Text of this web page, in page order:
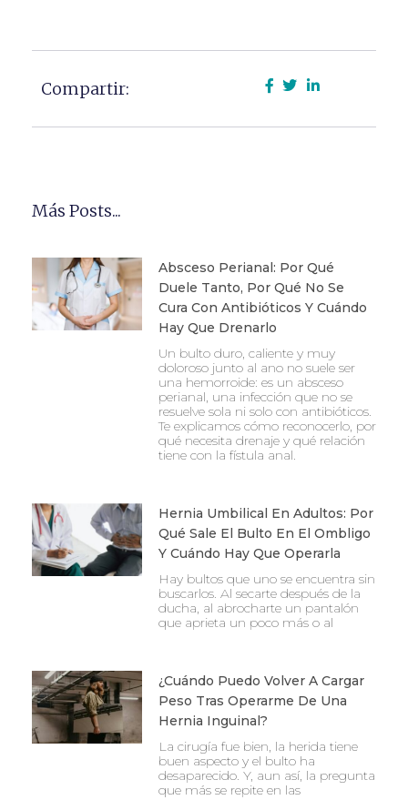
Compartir:
Más Posts...
Absceso Perianal: Por Qué
Duele Tanto, Por Qué No Se
Cura Con Antibióticos Y Cuándo
Hay Que Drenarlo
Un bulto duro, caliente y muy
doloroso junto al ano no suele ser
una hemorroide: es un absceso
perianal, una infección que no se
resuelve sola ni solo con antibióticos.
Te explicamos cómo reconocerlo, por
qué necesita drenaje y qué relación
tiene con la fístula anal.
Hernia Umbilical En Adultos: Por
Qué Sale El Bulto En El Ombligo
Y Cuándo Hay Que Operarla
Hay bultos que uno se encuentra sin
buscarlos. Al secarte después de la
ducha, al abrocharte un pantalón
que aprieta un poco más o al
¿Cuándo Puedo Volver A Cargar
Peso Tras Operarme De Una
Hernia Inguinal?
La cirugía fue bien, la herida tiene
buen aspecto y el bulto ha
desaparecido. Y, aun así, la pregunta
que más se repite en las